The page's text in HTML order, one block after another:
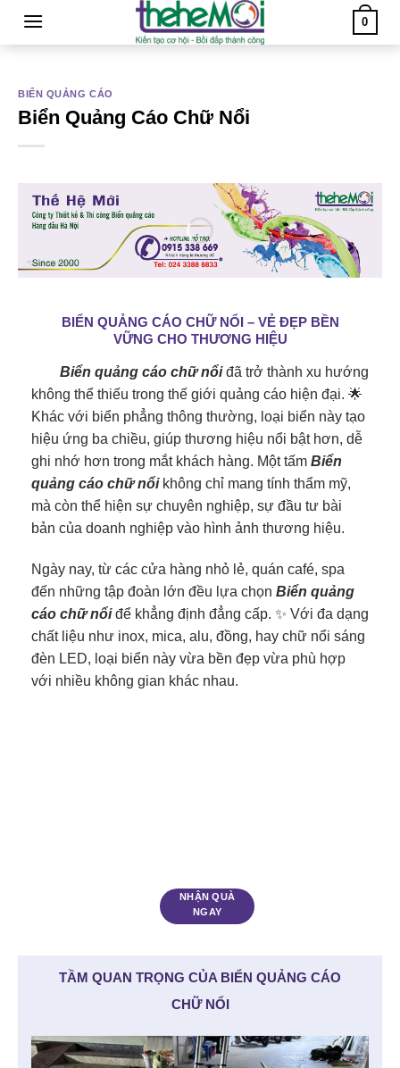
0
BIỂN QUẢNG CÁO
Biển Quảng Cáo Chữ Nổi
BIỂN QUẢNG CÁO CHỮ NỔI – VẺ ĐẸP BỀN
VỮNG CHO THƯƠNG HIỆU
Biển quảng cáo chữ nổiđã trở thành xu hướng
không thể thiếu trong thế giới quảng cáo hiện đại. 🌟
Khác với biển phẳng thông thường, loại biển này tạo
hiệu ứng ba chiều, giúp thương hiệu nổi bật hơn, dễ
ghi nhớ hơn trong mắt khách hàng. Một tấm Biển
quảng cáo chữ nổikhông chỉ mang tính thẩm mỹ,
mà còn thể hiện sự chuyên nghiệp, sự đầu tư bài
bản của doanh nghiệp vào hình ảnh thương hiệu.
Ngày nay, từ các cửa hàng nhỏ lẻ, quán café, spa
đến những tập đoàn lớn đều lựa chọn Biển quảng
cáo chữ nổiđể khẳng định đẳng cấp. ✨ Với đa dạng
chất liệu như inox, mica, alu, đồng, hay chữ nổi sáng
đèn LED, loại biển này vừa bền đẹp vừa phù hợp
với nhiều không gian khác nhau.
NHẬN QUÀ
NGAY
TẦM QUAN TRỌNG CỦA BIỂN QUẢNG CÁO
CHỮ NỔI